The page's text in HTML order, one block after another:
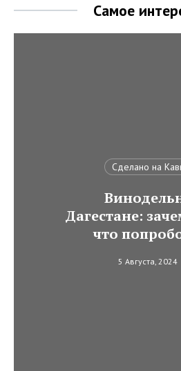
Самое
Сделано на
Дагестане:
что
5 Августа, 2024